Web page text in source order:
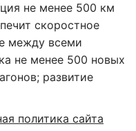
не менее 500 км
скоростное
между всеми
не менее 500 новых
развитие
политика сайта